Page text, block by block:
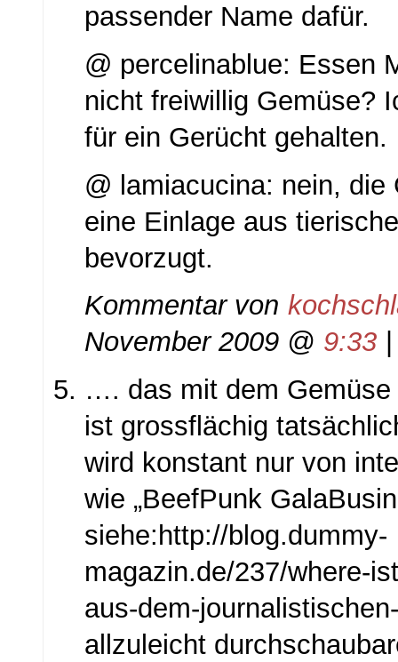
passender Name dafür.
@ percelinablue: Essen
nicht freiwillig Gemüse?
für ein Gerücht gehalten.
@ lamiacucina: nein, die
eine Einlage aus
bevorzugt.
Kommentar von
November 2009 @ 9:33
…. das mit dem Gemüse
ist grossflächig
wird konstant nur von
wie „BeefPunk
siehe:http://blog.dummy-
magazin.de/237/where-
aus-dem-
allzuleicht